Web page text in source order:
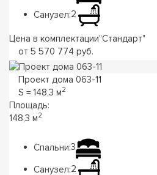
Санузел:2
Цена в комплектации"Стандарт"
от 5 570 774 руб.
Проект дома 063-11
S = 148,3 м2
Площадь:
148,3 м2
Спальни:3
Санузел:2